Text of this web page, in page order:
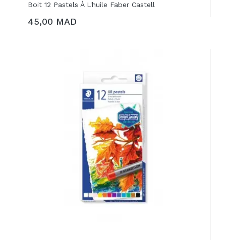
Boit 12 Pastels À L'huile Faber Castell
45,00 MAD